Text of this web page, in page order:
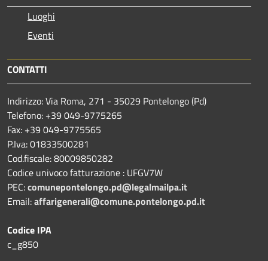
Luoghi
Eventi
CONTATTI
Indirizzo: Via Roma, 271 - 35029 Pontelongo (Pd)
Telefono: +39 049-9775265
Fax: +39 049-9775565
P.Iva: 01833500281
Cod.fiscale: 80009850282
Codice univoco fatturazione : UFGV7W
PEC:comunepontelongo.pd@legalmailpa.it
Email:affarigenerali@comune.pontelongo.pd.it
Codice IPA
c_g850